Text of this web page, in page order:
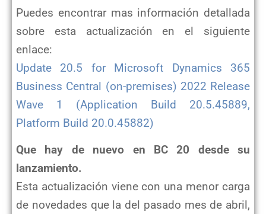
Puedes encontrar mas información detallada
sobre esta actualización en el siguiente
enlace:
Update 20.5 for Microsoft Dynamics 365
Business Central (on-premises) 2022 Release
Wave 1 (Application Build 20.5.45889,
Platform Build 20.0.45882)
Que hay de nuevo en BC 20 desde su
lanzamiento.
Esta actualización viene con una menor carga
de novedades que la del pasado mes de abril,